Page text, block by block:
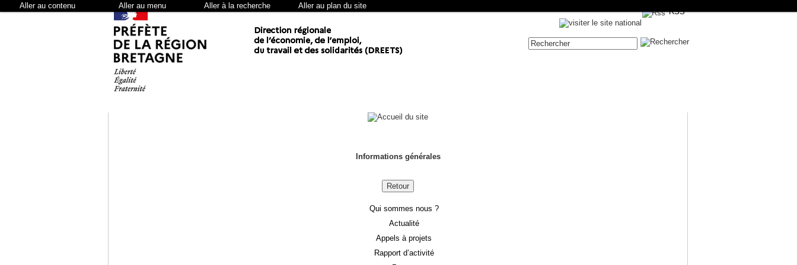
Aller au contenu Aller au menu Aller à la recherche Aller au plan du site
ContenueRSS
Informations générales
Retour
Qui sommes nous ?
Actualité
Appels à projets
Rapport d’activité